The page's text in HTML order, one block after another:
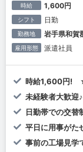
時給 1,600円
シフト 日勤
勤務地 岩手県和賀
雇用形態 派遣社員
時給1,600円!
未経験者大歓
日勤帯での交
平日に用事がた
事前の工場見学